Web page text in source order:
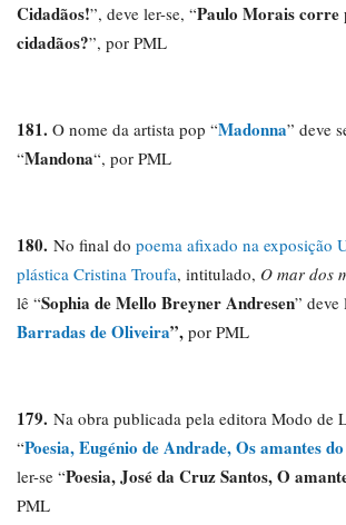
Cidadãos!”, deve ler-se, “Paulo Morais corre
cidadãos?”, por PML
181. O nome da artista pop “Madonna” deve
“Mandona“, por PML
180. No final do poema afixado na exposição
plástica Cristina Troufa, intitulado, O mar dos
lê “Sophia de Mello Breyner Andresen” deve
Barradas de Oliveira”, por PML
179. Na obra publicada pela editora Modo de
“Poesia, Eugénio de Andrade, Os amantes
ler-se “Poesia, José da Cruz Santos, O
PML